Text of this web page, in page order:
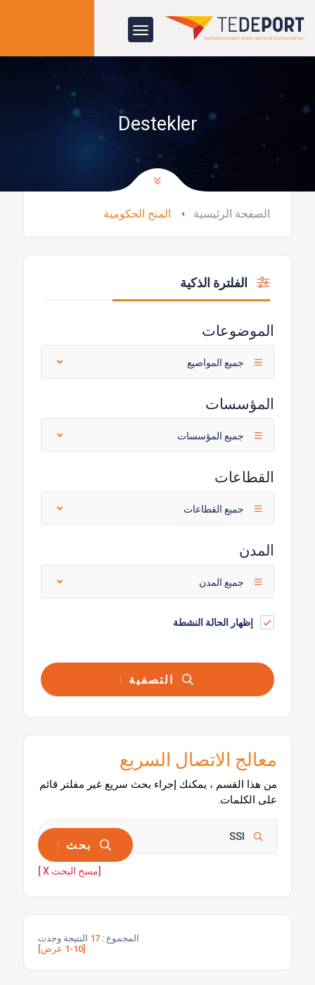
Destekler
الصفحة الرئيسية المنح الحكومية
الفلترة الذكية
الموضوعات
جميع المواضيع
المؤسسات
جميع المؤسسات
القطاعات
جميع القطاعات
المدن
جميع المدن
إظهار الحالة النشطة
التصفية
معالج الاتصال السريع
من هذا القسم ، يمكنك إجراء بحث سريع غير مفلتر قائم
على الكلمات.
بحث
[مسح البحث X ]
المجموع :17 النتيجة وجدت
[1-10 عرض]